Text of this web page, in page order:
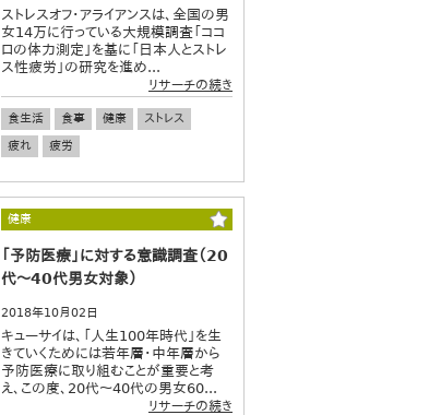
ストレスオフ・アライアンスは、全国の男
女14万に行っている大規模調査「ココ
ロの体力測定」を基に「日本人とストレ
ス性疲労」の研究を進め...
リサーチの続き
食生活 食事 健康
ストレス
疲れ
疲労
健康
「予防医療」に対する意識調査（20
代～40代男女対象）
2018年10月02日
キューサイは、「人生100年時代」を生
きていくためには若年層・中年層から
予防医療に取り組むことが重要と考
え、この度、20代～40代の男女60...
リサーチの続き